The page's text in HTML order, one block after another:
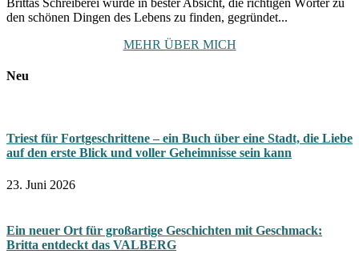
den schönen Dingen des Lebens zu finden, gegründet...
MEHR ÜBER MICH
Neu
Triest für Fortgeschrittene – ein Buch über eine Stadt, die Liebe
auf den erste Blick und voller Geheimnisse sein kann
23. Juni 2026
Ein neuer Ort für großartige Geschichten mit Geschmack:
Britta entdeckt das VALBERG